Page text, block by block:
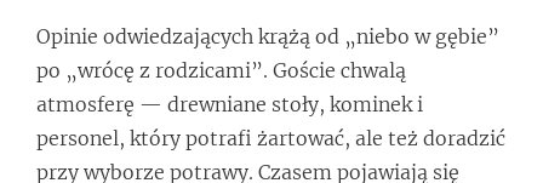
Opinie odwiedzających krążą od „niebo w gębie”
po „wrócę z rodzicami”. Goście chwalą
atmosferę — drewniane stoły, kominek i
personel, który potrafi żartować, ale też doradzić
przy wyborze potrawy. Czasem pojawiają się